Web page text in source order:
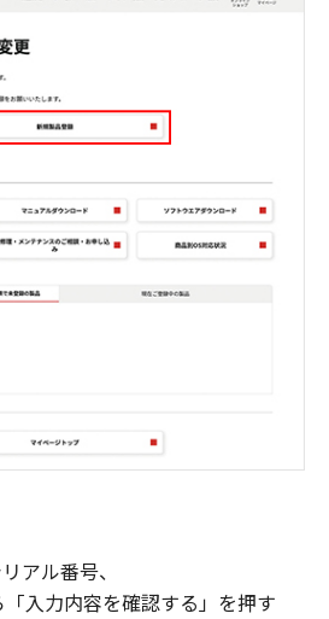
アル番号、
入力内容を確認する」を押す